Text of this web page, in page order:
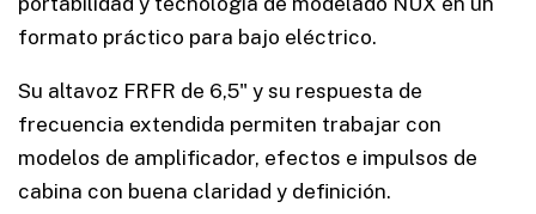
formato práctico para bajo eléctrico.
Su altavoz FRFR de 6,5" y su respuesta de
frecuencia extendida permiten trabajar con
modelos de amplificador, efectos e impulsos de
cabina con buena claridad y definición.